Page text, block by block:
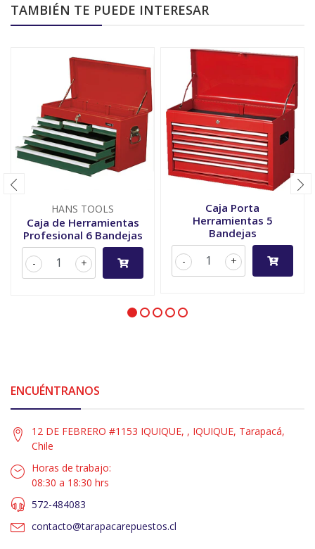
TAMBIÉN TE PUEDE INTERESAR
HANS TOOLS
Caja de Herramientas
Profesional 6 Bandejas
+
-
Caja Porta
Herramientas 5
Bandejas
+
-
ENCUÉNTRANOS
12 DE FEBRERO #1153 IQUIQUE, , IQUIQUE, Tarapacá,
Chile
Horas de trabajo:
08:30 a 18:30 hrs
572-484083
contacto@tarapacarepuestos.cl